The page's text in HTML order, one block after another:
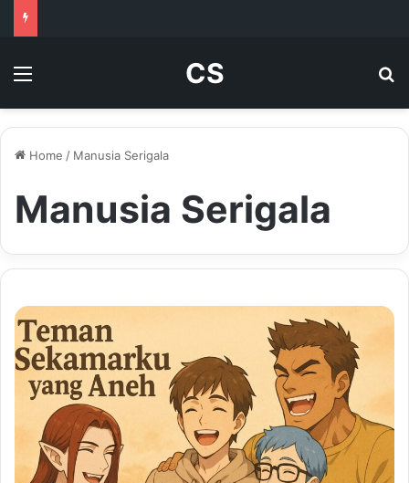
Menu CS
Home / Manusia Serigala
Manusia Serigala